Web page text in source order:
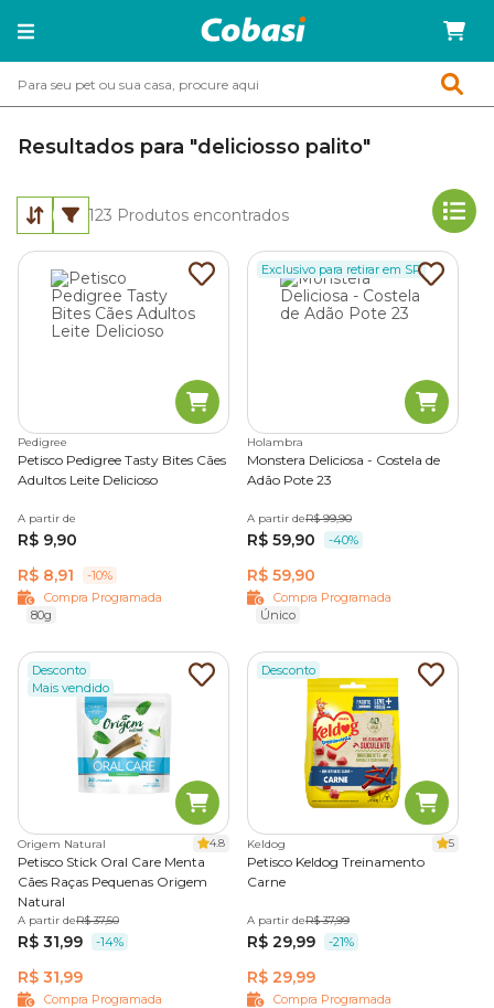
Resultados para "deliciosso palito"
123 Produtos encontrados
Pedigree
Petisco Pedigree Tasty Bites Cães
Adultos Leite Delicioso
A partir de
R$ 9,90
R$ 8,91
-10%
Compra Programada
80g
Exclusivo para retirar em SP
Holambra
Monstera Deliciosa - Costela de
Adão Pote 23
A partir deR$ 99,90
R$ 59,90 -40%
R$ 59,90
Compra Programada
Único
Desconto
Mais vendido
Origem Natural 4.8
Petisco Stick Oral Care Menta
Cães Raças Pequenas Origem
Natural
A partir deR$ 37,50
R$ 31,99 -14%
R$ 31,99
Compra Programada
Desconto
Keldog 5
Petisco Keldog Treinamento
Carne
A partir deR$ 37,99
R$ 29,99 -21%
R$ 29,99
Compra Programada